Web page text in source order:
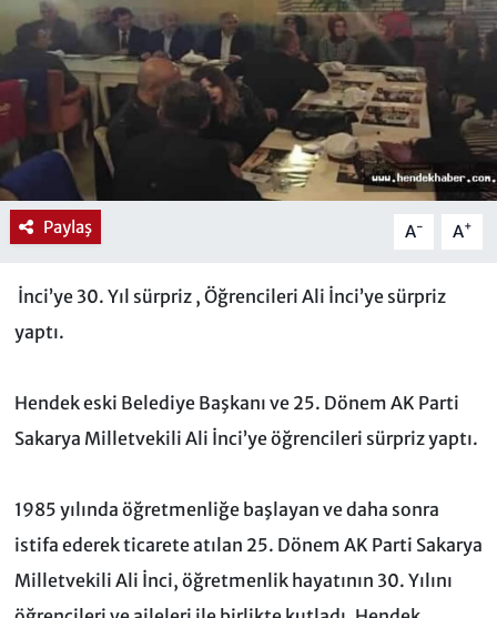
Paylaş A- A+
İnci’ye 30. Yıl sürpriz , Öğrencileri Ali İnci’ye sürpriz
yaptı.
Hendek eski Belediye Başkanı ve 25. Dönem AK Parti
Sakarya Milletvekili Ali İnci’ye öğrencileri sürpriz yaptı.
1985 yılında öğretmenliğe başlayan ve daha sonra
istifa ederek ticarete atılan 25. Dönem AK Parti Sakarya
Milletvekili Ali İnci, öğretmenlik hayatının 30. Yılını